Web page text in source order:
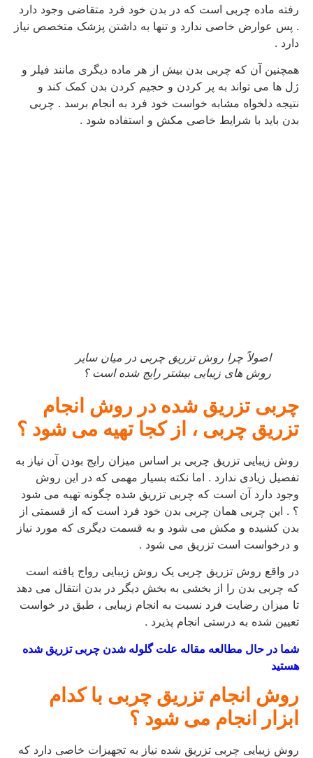
رفته ماده چربی است که در بدن خود فرد متقاضی وجود دارد
. پس عوارض خاصی ندارد و تنها به داشتن پزشک متخصص نیاز
دارد .
همچنین آن که چربی بدن بیش از هر ماده دیگری مانند فیلر و
ژل ها می تواند به پر کردن و حجیم کردن بدن کمک کند و
نتیجه دلخواه مشابه خواست خود فرد به انجام برسد . چربی
بدن باید با شرایط خاصی مکش و استفاده شود .
اصولاً چرا روش تزریق چربی در میان سایر
روش های زیبایی بیشتر رایج شده است ؟
چربی تزریق شده در روش انجام
تزریق چربی ، از کجا تهیه می شود ؟
روش زیبایی تزریق چربی بر اساس میزان رایج بودن آن نیاز به
تفصیل زیادی ندارد . اما نکته بسیار مهمی که در این روش
وجود دارد آن است که چربی تزریق شده چگونه تهیه می شود
؟ . این چربی همان چربی بدن خود فرد است که از قسمتی از
بدن کشیده و مکش می شود و به قسمت دیگری که مورد نیاز
و درخواست است تزریق می شود .
در واقع روش تزریق چربی یک روش زیبایی رواج یافته است
که چربی بدن را از بخشی به بخش دیگر در بدن انتقال می دهد
تا میزان رضایت فرد نسبت به انجام زیبایی ، طبق در خواست
تعیین شده به درستی انجام پذیرد .
شما در حال مطالعه مقاله علت گلوله شدن چربی تزریق شده
هستید
روش انجام تزریق چربی با کدام
ابزار انجام می شود ؟
روش زیبایی چربی تزریق شده نیاز به تجهیزات خاصی دارد که